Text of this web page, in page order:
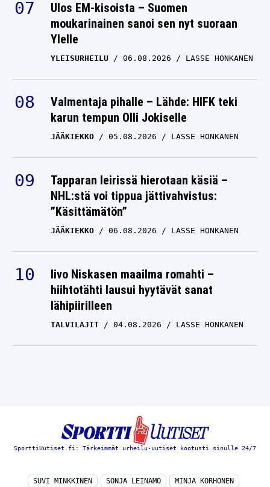
Ulos EM-kisoista – Suomen
moukarinainen sanoi sen nyt suoraan
Ylelle
YLEISURHEILU 06.08.2026 LASSE HONKANEN
Valmentaja pihalle – Lähde: HIFK teki
karun tempun Olli Jokiselle
JÄÄKIEKKO 05.08.2026 LASSE HONKANEN
Tapparan leirissä hierotaan käsiä –
NHL:stä voi tippua jättivahvistus:
”Käsittämätön”
JÄÄKIEKKO 06.08.2026 LASSE HONKANEN
Iivo Niskasen maailma romahti –
hiihtotähti lausui hyytävät sanat
lähipiirilleen
TALVILAJIT 04.08.2026 LASSE HONKANEN
SporttiUutiset.fi: Tärkeimmät urheilu-uutiset kootusti sinulle 24/7
SUVI MINKKINEN SONJA LEINAMO MINJA KORHONEN